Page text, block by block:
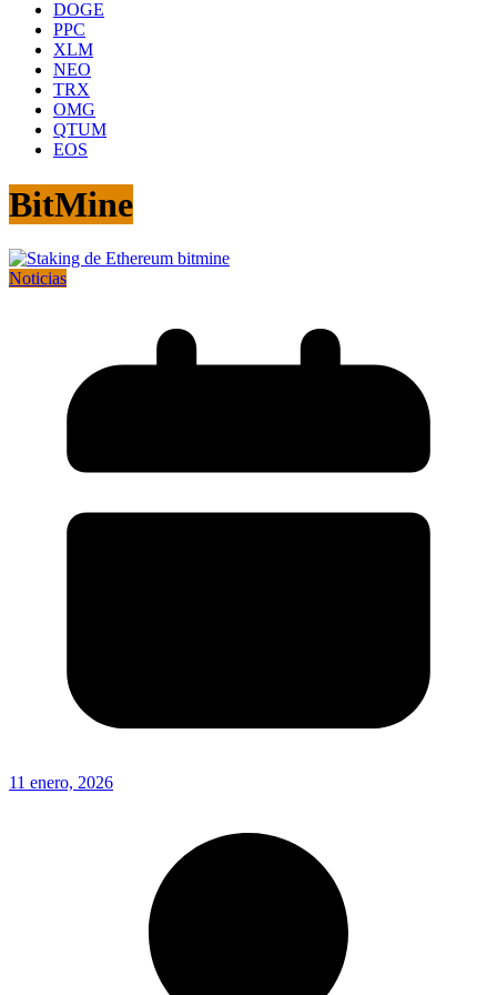
DOGE
PPC
XLM
NEO
TRX
OMG
QTUM
EOS
BitMine
Noticias
11 enero, 2026